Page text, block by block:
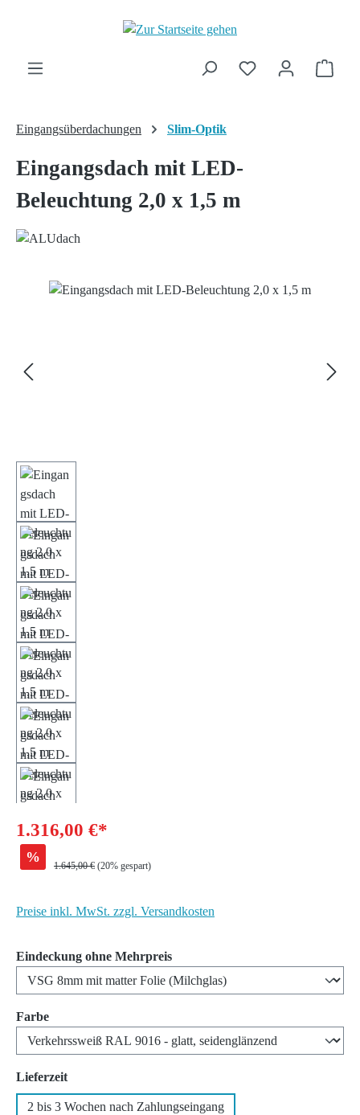
Zum Hauptinhalt springen
Eingangsüberdachungen Slim-Optik
Eingangsdach mit LED-
Beleuchtung 2,0 x 1,5 m
Bildergalerie überspringen
1.316,00 €*
% Regulärer Preis:
1.645,00 € (20% gespart)
Preise inkl. MwSt. zzgl. Versandkosten
Eindeckung ohne Mehrpreisauswählen
Farbeauswählen
Lieferzeitauswählen
2 bis 3 Wochen nach Zahlungseingang